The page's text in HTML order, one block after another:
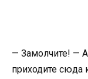
— Замолчите! —
приходите